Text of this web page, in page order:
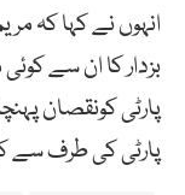
انہوں نے کہا کہ
بزدار کا ان سے
پارٹی کی طرف سے